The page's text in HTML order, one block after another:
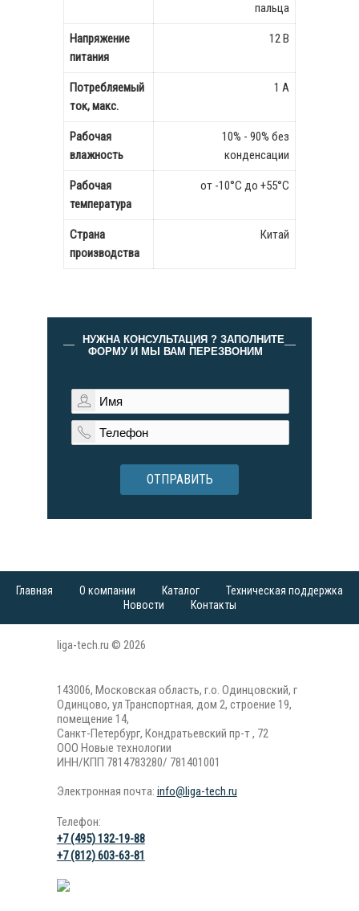
пальца
Напряжение
питания
12 В
Потребляемый
ток, макс.
1 А
Рабочая
влажность
10% - 90% без
конденсации
Рабочая
температура
от -10°C до +55°C
Страна
производства
Китай
НУЖНА КОНСУЛЬТАЦИЯ ? ЗАПОЛНИТЕ
ФОРМУ И МЫ ВАМ ПЕРЕЗВОНИМ
ОТПРАВИТЬ
Главная О компании Каталог
Техническая поддержка
Новости
Контакты
liga-tech.ru © 2026
143006, Московская область, г.о. Одинцовский, г
Одинцово, ул Транспортная, дом 2, строение 19,
помещение 14,
Санкт-Петербург, Кондратьевский пр-т , 72
ООО Новые технологии
ИНН/КПП 7814783280/ 781401001
Электронная почта: info@liga-tech.ru
Телефон:
+7 (495) 132-19-88
+7 (812) 603-63-81